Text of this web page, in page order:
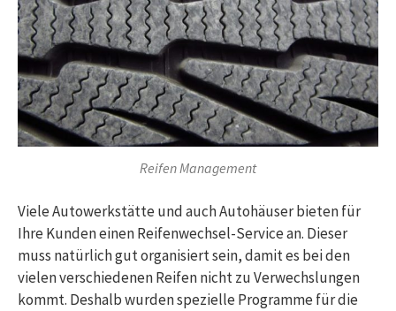
Reifen Management
Viele Autowerkstätte und auch Autohäuser bieten für
Ihre Kunden einen Reifenwechsel-Service an. Dieser
muss natürlich gut organisiert sein, damit es bei den
vielen verschiedenen Reifen nicht zu Verwechslungen
kommt. Deshalb wurden spezielle Programme für die